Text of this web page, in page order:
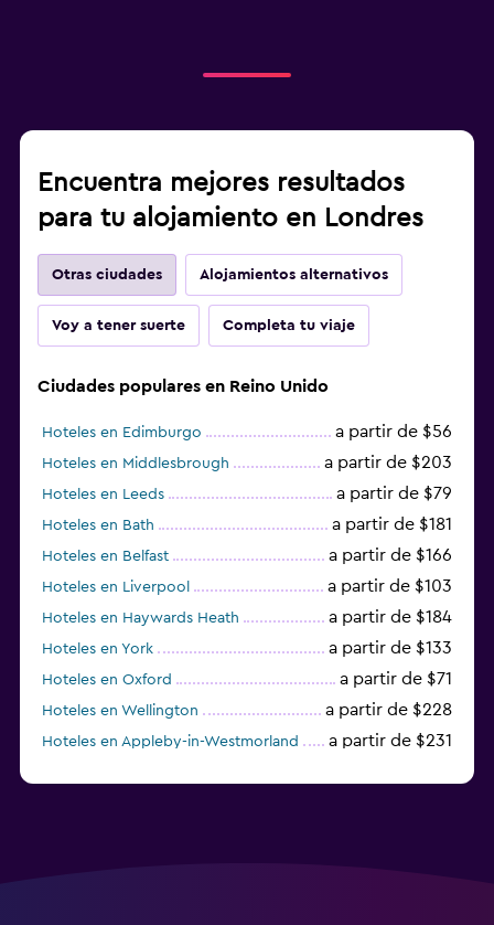
Encuentra mejores resultados
para tu alojamiento en Londres
Otras ciudades Alojamientos alternativos
Voy a tener suerte Completa tu viaje
Ciudades populares en Reino Unido
Hoteles en Edimburgo a partir de $56
Hoteles en Middlesbrough a partir de $203
Hoteles en Leeds a partir de $79
Hoteles en Bath a partir de $181
Hoteles en Belfast a partir de $166
Hoteles en Liverpool a partir de $103
Hoteles en Haywards Heath a partir de $184
Hoteles en York a partir de $133
Hoteles en Oxford a partir de $71
Hoteles en Wellington a partir de $228
Hoteles en Appleby-in-Westmorland a partir de $231